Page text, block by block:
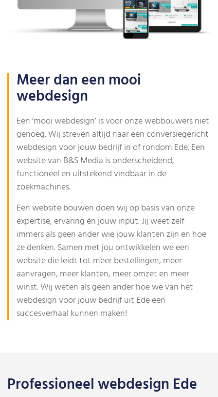
Meer dan een mooi
webdesign
Een ‘mooi webdesign’ is voor onze webbouwers niet
genoeg. Wij streven altijd naar een conversiegericht
webdesign voor jouw bedrijf in of rondom Ede. Een
website van B&S Media is onderscheidend,
functioneel en uitstekend vindbaar in de
zoekmachines.
Een website bouwen doen wij op basis van onze
expertise, ervaring én jouw input. Jij weet zelf
immers als geen ander wie jouw klanten zijn en hoe
ze denken. Samen met jou ontwikkelen we een
website die leidt tot meer bestellingen, meer
aanvragen, meer klanten, meer omzet en meer
winst. Wij weten als geen ander hoe we van het
webdesign voor jouw bedrijf uit Ede een
succesverhaal kunnen maken!
Professioneel webdesign Ede